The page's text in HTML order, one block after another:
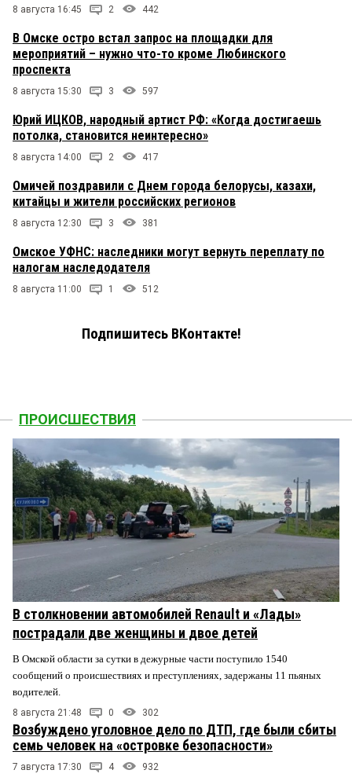
8 августа 16:45 2 442
В Омске остро встал запрос на площадки для
мероприятий – нужно что-то кроме Любинского
проспекта
8 августа 15:30 3 597
Юрий ИЦКОВ, народный артист РФ: «Когда достигаешь
потолка, становится неинтересно»
8 августа 14:00 2 417
Омичей поздравили с Днем города белорусы, казахи,
китайцы и жители российских регионов
8 августа 12:30 3 381
Омское УФНС: наследники могут вернуть переплату по
налогам наследодателя
8 августа 11:00 1 512
Подпишитесь ВКонтакте!
ПРОИСШЕСТВИЯ
В столкновении автомобилей Renault и «Лады»
пострадали две женщины и двое детей
В Омской области за сутки в дежурные части поступило 1540
сообщений о происшествиях и преступлениях, задержаны 11 пьяных
водителей.
8 августа 21:48 0 302
Возбуждено уголовное дело по ДТП, где были сбиты
семь человек на «островке безопасности»
7 августа 17:30 4 932